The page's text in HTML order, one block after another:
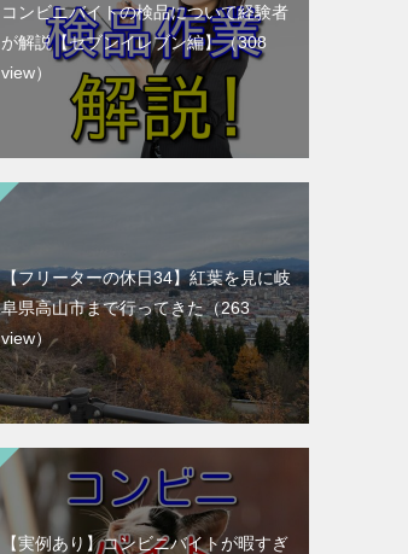
コンビニバイトの検品について経験者
が解説【セブンイレブン編】（308
view）
【フリーターの休日34】紅葉を見に岐
阜県高山市まで行ってきた（263
view）
【実例あり】コンビニバイトが暇すぎ